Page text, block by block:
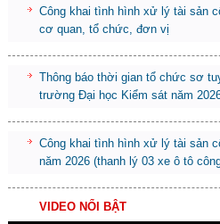
Công khai tình hình xử lý tài sản
cơ quan, tổ chức, đơn vị
Thông báo thời gian tổ chức sơ
trường Đại học Kiểm sát năm
Công khai tình hình xử lý tài sản
năm 2026 (thanh lý 03 xe ô tô
VIDEO NỔI BẬT